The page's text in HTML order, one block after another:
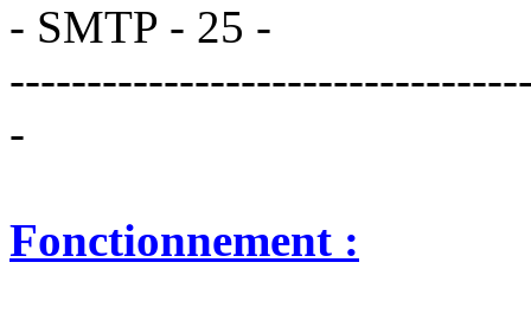
- SMTP - 25 -
-
Fonctionnement :